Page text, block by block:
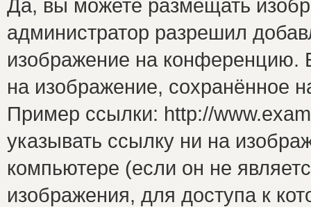
Да, вы можете размещать
администратор разрешил
изображение на конференцию.
на изображение, сохранённое
Пример ссылки: http://
указывать ссылку ни на
компьютере (если он не
изображения, для доступа к